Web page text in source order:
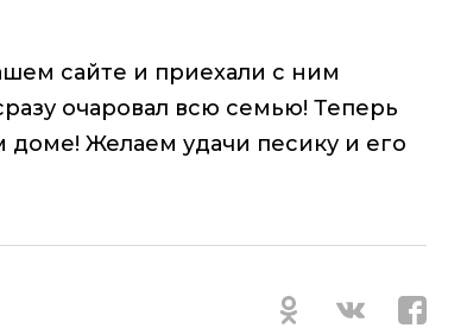
сайте и приехали с ним
очаровал всю семью! Теперь
доме! Желаем удачи песику и его